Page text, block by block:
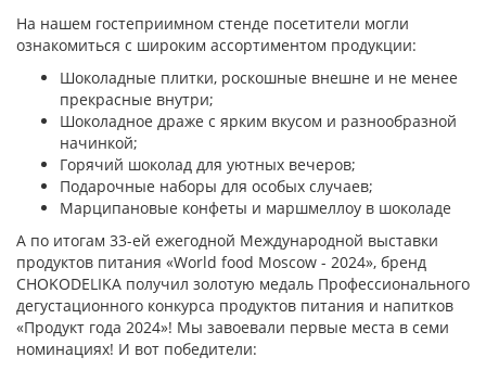
На нашем гостеприимном стенде посетители могли
ознакомиться с широким ассортиментом продукции:
Шоколадные плитки, роскошные внешне и не менее
прекрасные внутри;
Шоколадное драже с ярким вкусом и разнообразной
начинкой;
Горячий шоколад для уютных вечеров;
Подарочные наборы для особых случаев;
Марципановые конфеты и маршмеллоу в шоколаде
А по итогам 33-ей ежегодной Международной выставки
продуктов питания «World food Moscow - 2024», бренд
CHOKODELIKA получил золотую медаль Профессионального
дегустационного конкурса продуктов питания и напитков
«Продукт года 2024»! Мы завоевали первые места в семи
номинациях! И вот победители: